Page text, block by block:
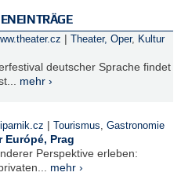
| Theater, Oper, Kultur
deutscher Sprache findet
mehr ›
| Tourismus, Gastronomie
Prag
Perspektive erleben:
mehr ›